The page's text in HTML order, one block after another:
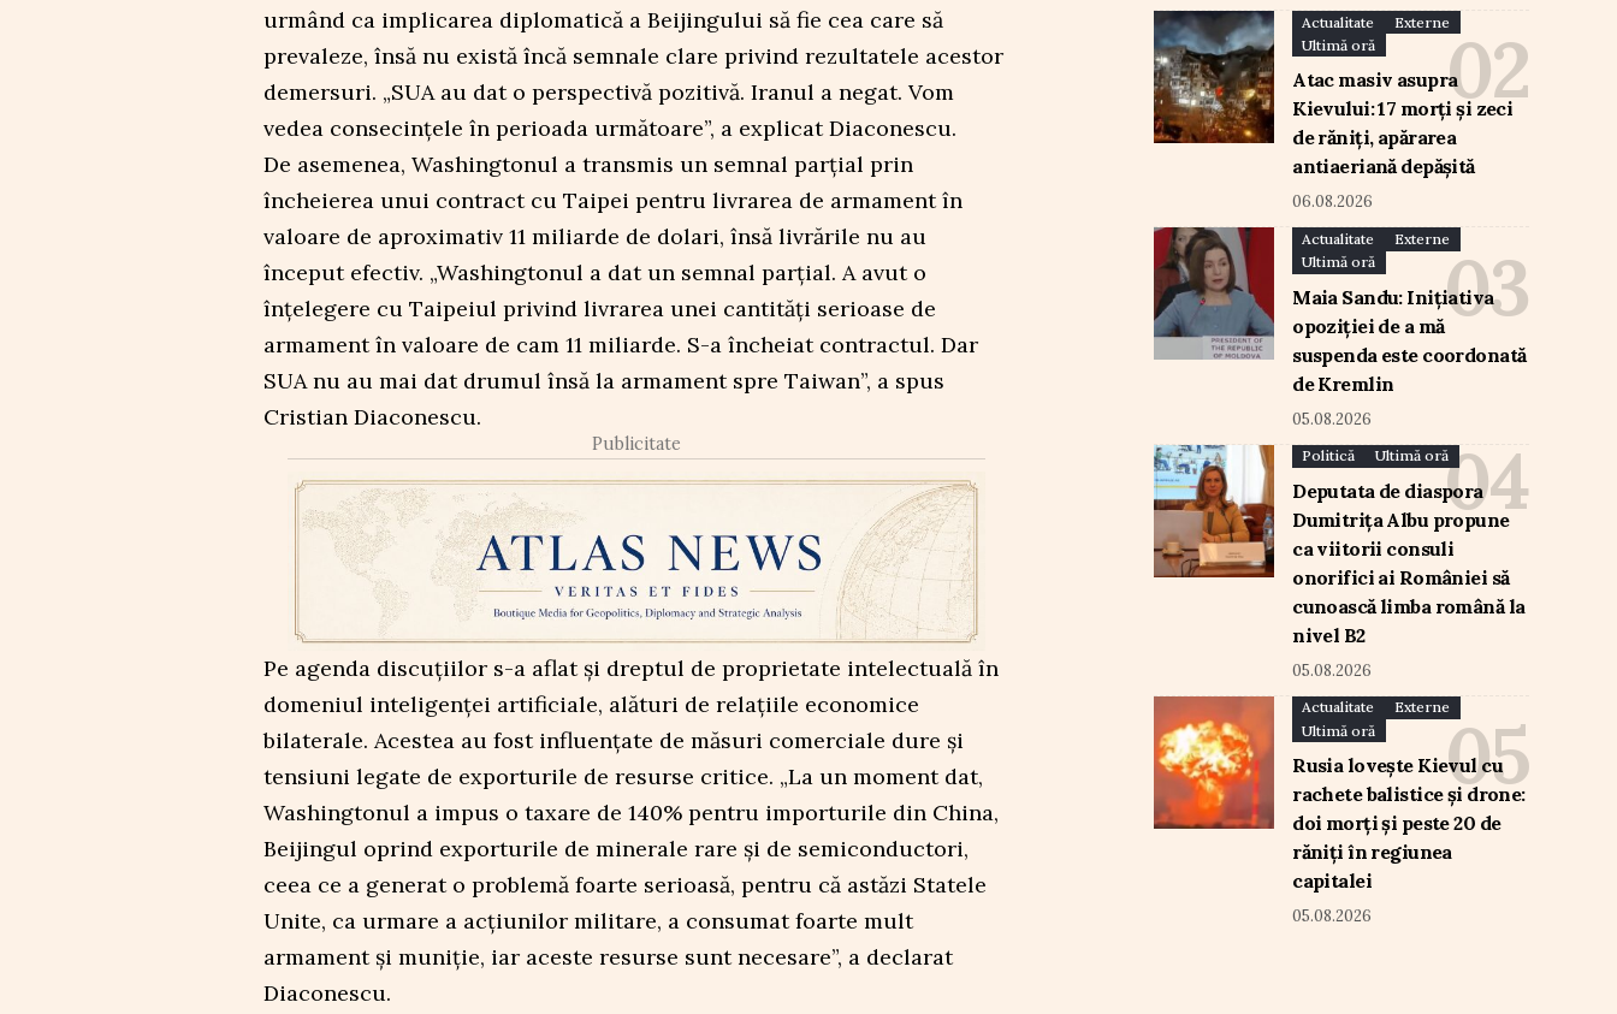
urmând ca implicarea diplomatică a Beijingului să fie cea care să
prevaleze, însă nu există încă semnale clare privind rezultatele acestor
demersuri. „SUA au dat o perspectivă pozitivă. Iranul a negat. Vom
vedea consecințele în perioada următoare”, a explicat Diaconescu.
De asemenea, Washingtonul a transmis un semnal parțial prin
încheierea unui contract cu Taipei pentru livrarea de armament în
valoare de aproximativ 11 miliarde de dolari, însă livrările nu au
început efectiv. „Washingtonul a dat un semnal parțial. A avut o
înțelegere cu Taipeiul privind livrarea unei cantități serioase de
armament în valoare de cam 11 miliarde. S-a încheiat contractul. Dar
SUA nu au mai dat drumul însă la armament spre Taiwan”, a spus
Cristian Diaconescu.
Publicitate
Pe agenda discuțiilor s-a aflat și dreptul de proprietate intelectuală în
domeniul inteligenței artificiale, alături de relațiile economice
bilaterale. Acestea au fost influențate de măsuri comerciale dure și
tensiuni legate de exporturile de resurse critice. „La un moment dat,
Washingtonul a impus o taxare de 140% pentru importurile din China,
Beijingul oprind exporturile de minerale rare și de semiconductori,
ceea ce a generat o problemă foarte serioasă, pentru că astăzi Statele
Unite, ca urmare a acțiunilor militare, a consumat foarte mult
armament și muniție, iar aceste resurse sunt necesare”, a declarat
Diaconescu.
Actualitate
Externe
Ultimă oră
Atac masiv asupra
Kievului: 17 morți și zeci
de răniți, apărarea
antiaeriană depășită
06.08.2026
Actualitate
Externe
Ultimă oră
Maia Sandu: Inițiativa
opoziției de a mă
suspenda este coordonată
de Kremlin
05.08.2026
Politică Ultimă oră
Deputata de diaspora
Dumitrița Albu propune
ca viitorii consuli
onorifici ai României să
cunoască limba română la
nivel B2
05.08.2026
Actualitate
Externe
Ultimă oră
Rusia lovește Kievul cu
rachete balistice și drone:
doi morți și peste 20 de
răniți în regiunea
capitalei
05.08.2026